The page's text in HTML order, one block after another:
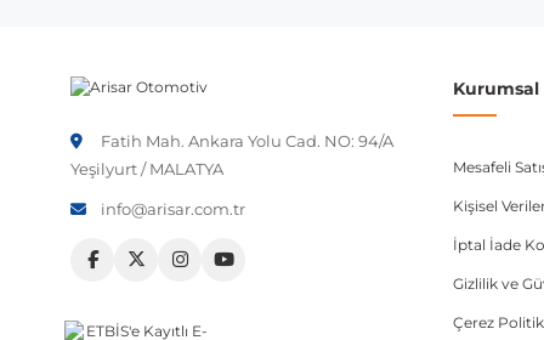
Fatih Mah. Ankara Yolu Cad. NO: 94/A
Yeşilyurt / MALATYA
info@arisar.com.tr
Mesafeli
Kişisel
İptal İade
Gizlilik ve
Çerez